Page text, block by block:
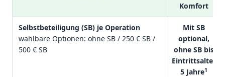
Komfort
Selbstbeteiligung (SB) je Operation
wählbare Optionen: ohne SB / 250 € SB /
500 € SB
Mit SB
optional,
ohne SB bis
Eintrittsalter
5 Jahre1